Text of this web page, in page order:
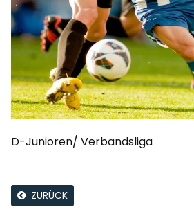
D-Junioren/ Verbandsliga
ZURÜCK